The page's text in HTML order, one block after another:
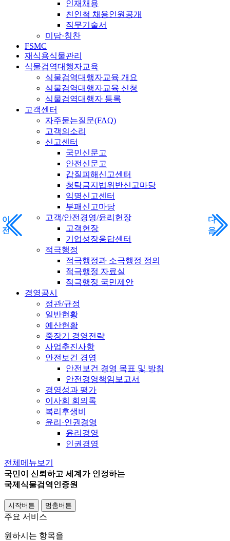
인재채용
친인척 채용인원공개
직무기술서
미담·칭찬
FSMC
재식용식물관리
식물검역대행자교육
식물검역대행자교육 개요
식물검역대행자교육 신청
식물검역대행자 등록
고객센터
자주묻는질문(FAQ)
고객의소리
신고센터
국민신문고
안전신문고
갑질피해신고센터
청탁금지법위반신고마당
익명신고센터
부패신고마당
고객/안전경영/윤리헌장
고객헌장
기업성장응답센터
적극행정
적극행정과 소극행정 정의
적극행정 자료실
적극행정 국민제안
경영공시
정관/규정
일반현황
예산현황
중장기 경영전략
사업추진사항
안전보건 경영
안전보건 경영 목표 및 방침
안전경영책임보고서
경영성과 평가
이사회 회의록
복리후생비
윤리·인권경영
윤리경영
인권경영
전체메뉴보기
국민이 신뢰하고 세계가 인정하는
국제식물검역인증원
국민이 신뢰하고 세계가 인정하는
국제식물검역인증원
국민이 신뢰하고 세계가 인정하는
국제식물검역인증원
국민이 신뢰하고 세계가 인정하는
국제식물검역인증원
시작버튼
이
전
다
음
멈춤버튼
주요 서비스
원하시는 항목을
이
전
다
음